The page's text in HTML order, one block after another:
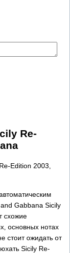
Re-
Edition 2003,
Gabbana Sicily
схожие
основных нотах
стоит ожидать от
Sicily Re-